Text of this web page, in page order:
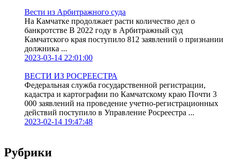
Вести из Арбитражного суда
На Камчатке продолжает расти количество дел о
банкротстве В 2022 году в Арбитражный суд
Камчатского края поступило 812 заявлений о признании
должника ...
2023-03-14 22:01:00
ВЕСТИ ИЗ РОСРЕЕСТРА
Федеральная служба государственной регистрации,
кадастра и картографии по Камчатскому краю Почти 3
000 заявлений на проведение учетно-регистрационных
действий поступило в Управление Росреестра ...
2023-02-14 19:47:48
Рубрики